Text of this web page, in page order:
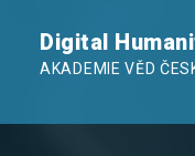
Digital
AKADEMIE VĚD